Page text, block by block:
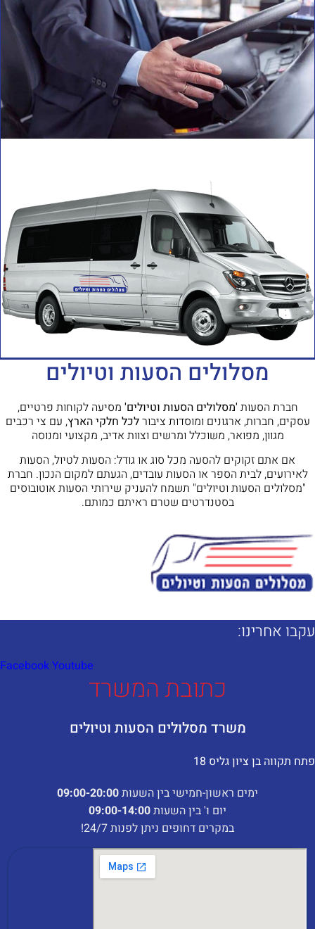
מסלולים הסעות וטיולים
חברת הסעות'מסלולים הסעות וטיולים'מסיעה לקוחות פרטיים,
עסקים, חברות, ארגונים ומוסדות ציבורלכל חלקי הארץ, עם צי רכבים
מגוון, מפואר, משוכלל ומרשים וצוות אדיב, מקצועי ומנוסה
אם אתם זקוקים להסעה מכל סוג או גודל: הסעות לטיול, הסעות
לאירועים, לבית הספר או הסעות עובדים, הגעתם למקום הנכון. חברת
"מסלולים הסעות וטיולים" תשמח להעניק שירותי הסעות אוטובוסים
בסטנדרטים שטרם ראיתם כמותם.
אחרינו:​
FacebookYoutube
כתובת המשרד
משרד מסלולים הסעות וטיולים
תקווה בן ציון גליס 18
ימים ראשון-חמישי בין השעות
09:00-20:00
יום ו' בין השעות09:00-14:00
במקרים דחופים ניתן לפנות 24/7!